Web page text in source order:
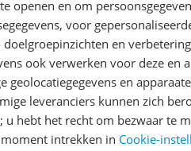
openen en om
voor
en
ook verwerken voor deze en
geolocatiegegevens en
leveranciers kunnen zich
u hebt het recht om bezwaar te
intrekken in Cookie-